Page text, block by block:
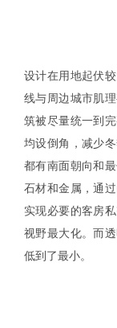
设计在用地起伏
线与周边城市肌
筑被尽量统一到
均设倒角，减少
都有南面朝向和
石材和金属，通
实现必要的客房
视野最大化。而
低到了最小。